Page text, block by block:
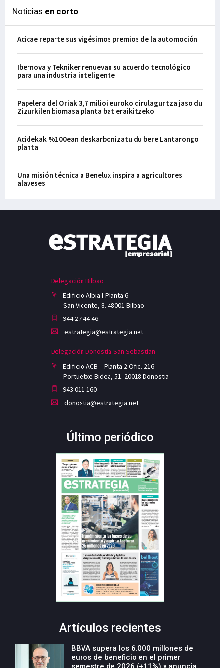
Noticias en corto
Acicae reparte sus vigésimos premios de la automoción
Ibernova y Tekniker renuevan su acuerdo tecnológico
para una industria inteligente
Papelera del Oriak 3,7 milioi euroko dirulaguntza jaso du
Zizurkilen biomasa planta bat eraikitzeko
Acidekak %100ean deskarbonizatu du bere Lantarongo
planta
Una misión técnica a Benelux inspira a agricultores
alaveses
Delegación Bilbao
Edificio Albia I-Planta 6
San Vicente, 8. 48001 Bilbao
944 27 44 46
estrategia@estrategia.net
Delegación Donostia-San Sebastian
Edificio ACB – Planta 2 Ofic. 216
Portuetxe Bidea, 51. 20018 Donostia
943 011 160
donostia@estrategia.net
Último periódico
Artículos recientes
BBVA supera los 6.000 millones de
euros de beneficio en el primer
semestre de 2026 (+11%) y anuncia